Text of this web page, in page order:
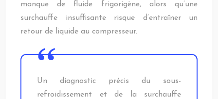
manque de fluide frigorigène, alors qu’une
surchauffe insuffisante risque d’entraîner un
retour de liquide au compresseur.
Un diagnostic précis du sous-
refroidissement et de la surchauffe